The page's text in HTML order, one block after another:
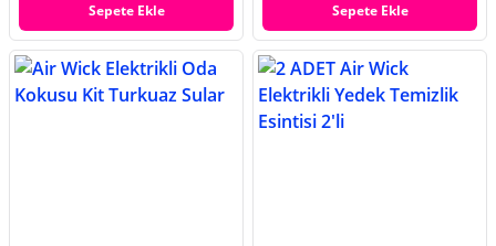
Sepete Ekle Sepete Ekle